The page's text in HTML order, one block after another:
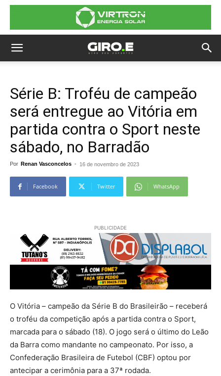
Série B: Troféu de campeão
será entregue ao Vitória em
partida contra o Sport neste
sábado, no Barradão
Por Renan Vasconcelos - 16 de novembro de 2023
Facebook Twitter WhatsApp
PUBLICIDADE
O Vitória – campeão da Série B do Brasileirão – receberá
o troféu da competição após a partida contra o Sport,
marcada para o sábado (18). O jogo será o último do Leão
da Barra como mandante no campeonato. Por isso, a
Confederação Brasileira de Futebol (CBF) optou por
antecipar a cerimônia para a 37ª rodada.